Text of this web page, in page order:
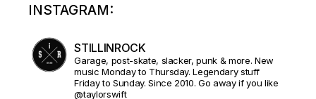
INSTAGRAM:
STILLINROCK
Garage, post-skate, slacker, punk & more. New
music Monday to Thursday. Legendary stuff
Friday to Sunday. Since 2010. Go away if you like
@taylorswift